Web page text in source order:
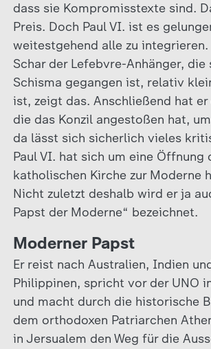
dass sie Kompromisstexte sind.
Preis. Doch Paul VI. ist es
weitestgehend alle zu integrieren.
Schar der Lefebvre-Anhänger,
Schisma gegangen ist, relativ
ist, zeigt das. Anschließend hat
die das Konzil angestoßen hat,
da lässt sich sicherlich vieles
Paul VI. hat sich um eine Öffnung
katholischen Kirche zur Moderne
Nicht zuletzt deshalb wird er ja
Papst der Moderne“ bezeichnet.
Moderner Papst
Er reist nach Australien, Indien
Philippinen, spricht vor der UNO
und macht durch die historische
dem orthodoxen Patriarchen
in Jersualem den Weg für die